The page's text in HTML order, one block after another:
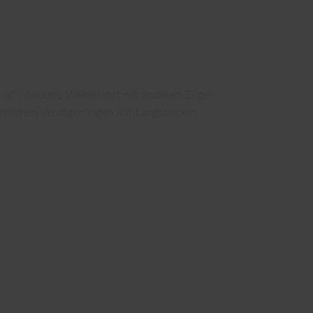
Minuten; Weiterfahrt mit anderen Zügen
Verzögerungen auf Langstrecken